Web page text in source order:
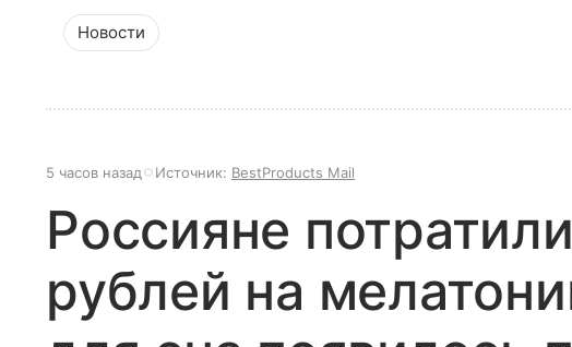
Новости
5 часов назад Источник: BestProducts Mail
Россияне
рублей на